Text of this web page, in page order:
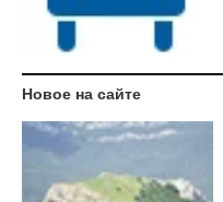
Новое на сайте